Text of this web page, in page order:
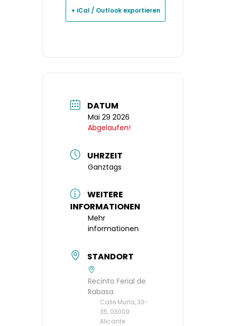
+ iCal / Outlook exportieren
DATUM
Mai 29 2026
Abgelaufen!
UHRZEIT
Ganztags
WEITERE
INFORMATIONEN
Mehr
informationen
STANDORT
Recinto Ferial de
Rabasa
Calle Murla, 33-
35, 03009
Alicante